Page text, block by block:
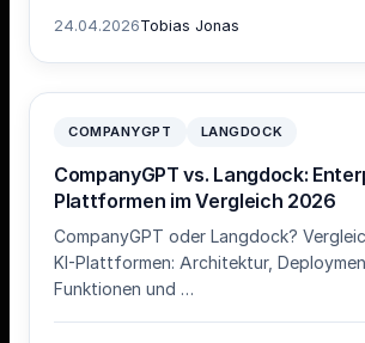
24.04.2026Tobias Jonas
COMPANYGPT LANGDOCK
CompanyGPT vs. Langdock:
Plattformen im Vergleich 2026
CompanyGPT oder Langdock?
KI-Plattformen: Architektur,
Funktionen und …